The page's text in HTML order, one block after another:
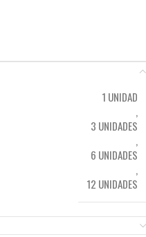
1 UNIDAD
,
3 UNIDADES
,
6 UNIDADES
,
12 UNIDADES